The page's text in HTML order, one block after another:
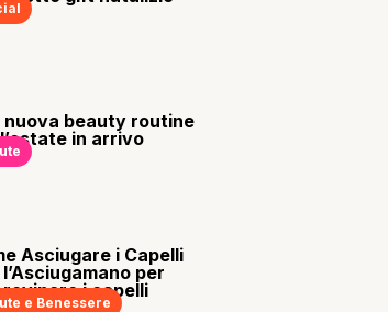
nuova beauty routine
in arrivo
Asciugare i Capelli
per
rovinare i capelli
e Benessere